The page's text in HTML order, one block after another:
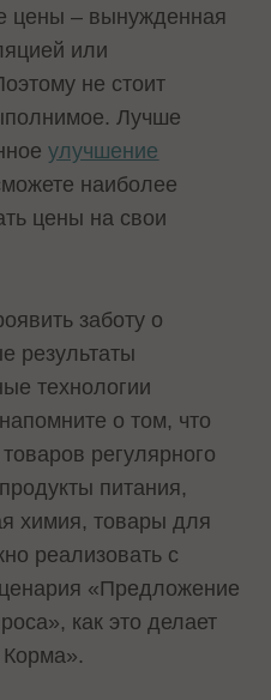
цены – вынужденная
или
не стоит
Лучше
улучшение
наиболее
цены на свои
заботу о
результаты
технологии
о том, что
регулярного
питания,
химия, товары для
реализовать с
«Предложение
как это делает